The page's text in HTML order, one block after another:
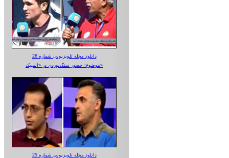
دانلود مجله تلویزیونی شماره 26
موضوع: حضور سنگ‌نوردی در «المپیک»
دانلود مجله تلویزیونی شماره 25